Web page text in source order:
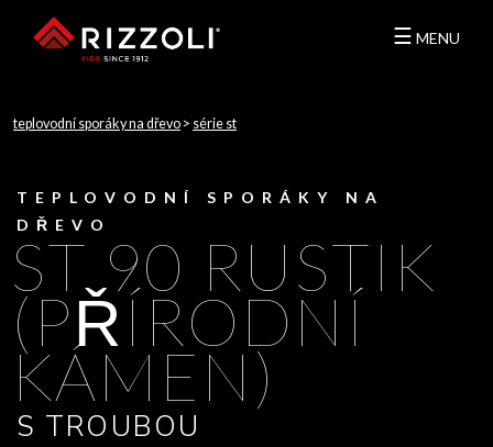
☰ MENU
teplovodní sporáky na dřevo > série st
TEPLOVODNÍ SPORÁKY NA
DŘEVO
ST 90 RUSTIK
(PŘÍRODNÍ
KÁMEN)
S TROUBOU